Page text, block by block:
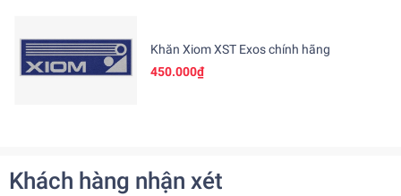
Khăn Xiom XST Exos chính hãng
450.000₫
Khách hàng nhận xét